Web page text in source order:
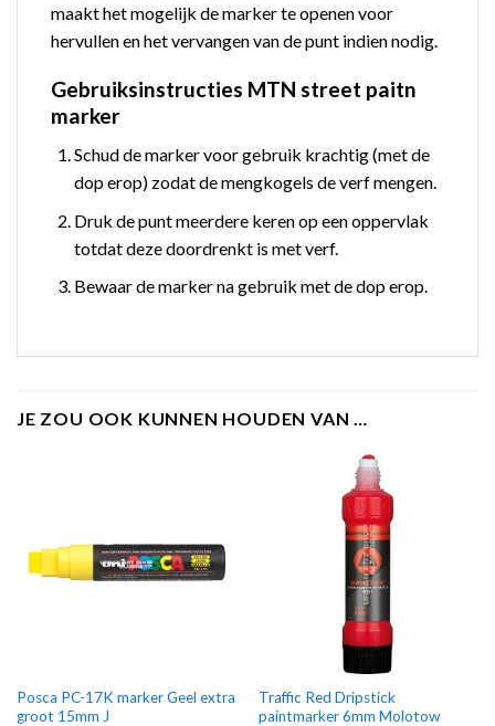
maakt het mogelijk de marker te openen voor
hervullen en het vervangen van de punt indien nodig.
Gebruiksinstructies MTN street paitn
marker
Schud de marker voor gebruik krachtig (met de
dop erop) zodat de mengkogels de verf mengen.
Druk de punt meerdere keren op een oppervlak
totdat deze doordrenkt is met verf.
Bewaar de marker na gebruik met de dop erop.
JE ZOU OOK KUNNEN HOUDEN VAN …
Posca PC-17K marker Geel extra
groot 15mm J
Traffic Red Dripstick
paintmarker 6mm Molotow